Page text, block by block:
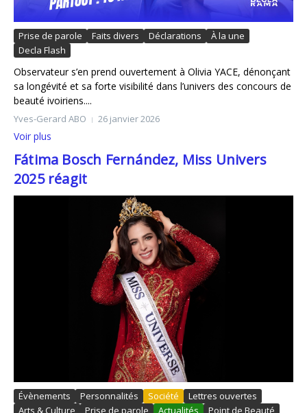
Prise de parole Faits divers Déclarations
À la une
Decla Flash
Observateur s’en prend ouvertement à Olivia YACE, dénonçant
sa longévité et sa forte visibilité dans l’univers des concours de
beauté ivoiriens....
Yves-Gerard ABO 26 janvier 2026
Voir plus
Fátima Bosch Fernández, Miss Univers
2025 réagit
Évènements Personnalités Société
Lettres ouvertes
Arts & Culture
Prise de parole Actualités Point de Beauté